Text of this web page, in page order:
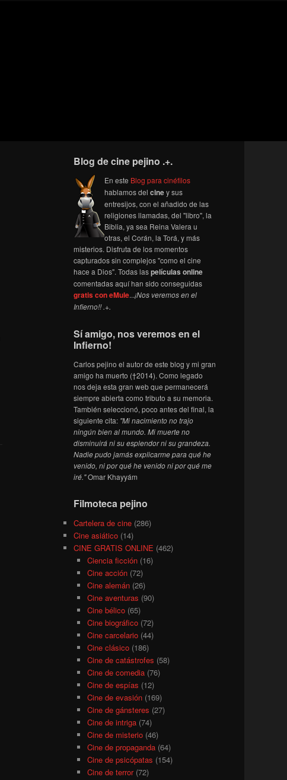
Blog de cine pejino .+.
En este Blog para cinéfilos
hablamos del ciney sus
entresijos, con el añadido de las
religiones llamadas, del "libro", la
Biblia, ya sea Reina Valera u
otras, el Corán, la Torá, y más
misterios. Disfruta de los momentos
capturados sin complejos "como el cine
hace a Dios". Todas laspelículas online
comentadas aquí han sido conseguidas
gratis con eMule...¡Nos veremos en el
Infierno!! .+.
Sí amigo, nos veremos en el
Infierno!
Carlos pejino el autor de este blog y mi gran
amigo ha muerto (†2014). Como legado
nos deja esta gran web que permanecerá
siempre abierta como tributo a su memoria.
También seleccionó, poco antes del final, la
siguiente cita: "Mi nacimiento no trajo
ningún bien al mundo. Mi muerte no
disminuirá ni su esplendor ni su grandeza.
Nadie pudo jamás explicarme para qué he
venido, ni por qué he venido ni por qué me
iré."Omar Khayyám
Filmoteca pejino
Cartelera de cine (286)
Cine asiático (14)
CINE GRATIS ONLINE (462)
Ciencia ficción(16)
Cine acción(72)
Cine alemán(26)
Cine aventuras (90)
Cine bélico(65)
Cine biográfico(72)
Cine carcelario(44)
Cine clásico(186)
Cine de catástrofes (58)
Cine de comedia(76)
Cine de espías (12)
Cine de evasión(169)
Cine de gánsteres (27)
Cine de intriga(74)
Cine de misterio(46)
Cine de propaganda(64)
Cine de psicópatas (154)
Cine de terror(72)